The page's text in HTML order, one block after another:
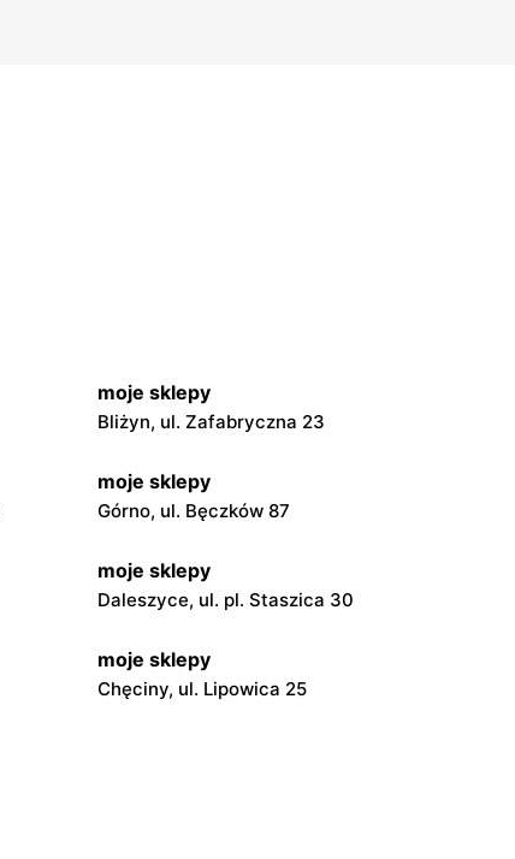
moje sklepy
Bliżyn, ul. Zafabryczna 23
moje sklepy
Górno, ul. Bęczków 87
moje sklepy
Daleszyce, ul. pl. Staszica 30
moje sklepy
Chęciny, ul. Lipowica 25